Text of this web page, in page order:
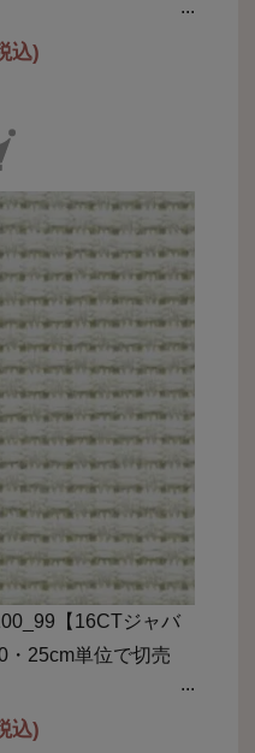
込)
【16CTジャバ
・25cm単位で切売
込)